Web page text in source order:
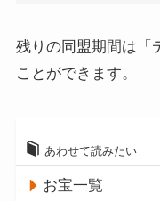
残りの同盟期間は「
ことができます。
あわせて読みたい
お宝一覧